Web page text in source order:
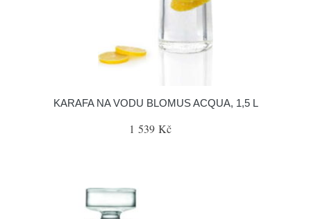
KARAFA NA VODU BLOMUS ACQUA, 1,5 L
1 539 Kč